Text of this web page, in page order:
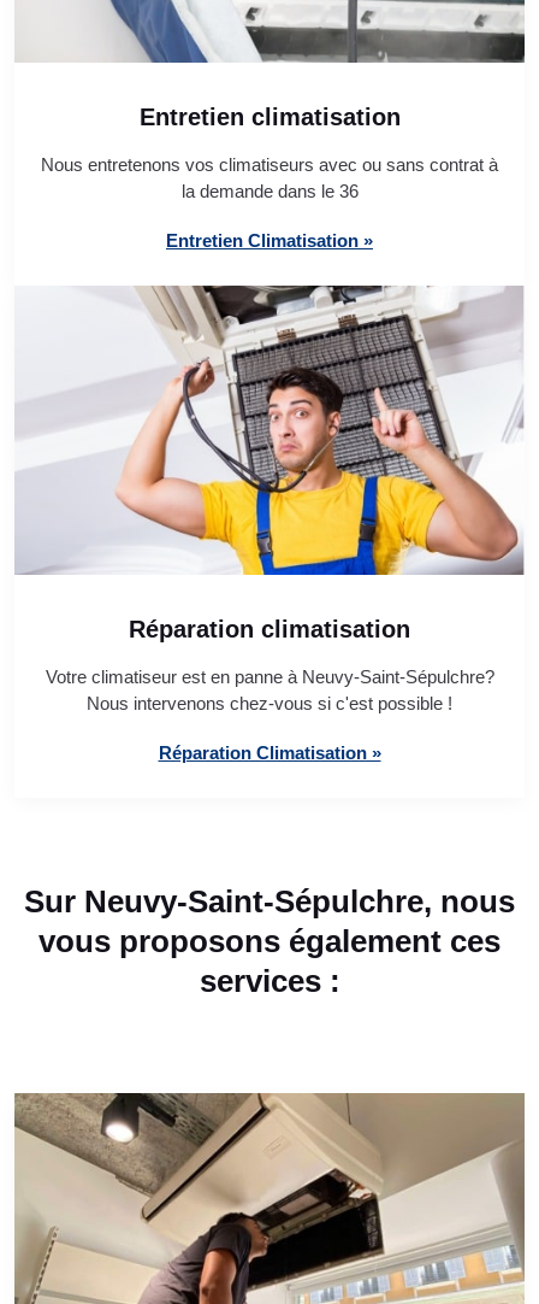
Entretien climatisation
Nous entretenons vos climatiseurs avec ou sans contrat à
la demande dans le 36
Entretien Climatisation »
Réparation climatisation
Votre climatiseur est en panne à Neuvy-Saint-Sépulchre?
Nous intervenons chez-vous si c'est possible !
Réparation Climatisation »
Sur Neuvy-Saint-Sépulchre, nous
vous proposons également ces
services :